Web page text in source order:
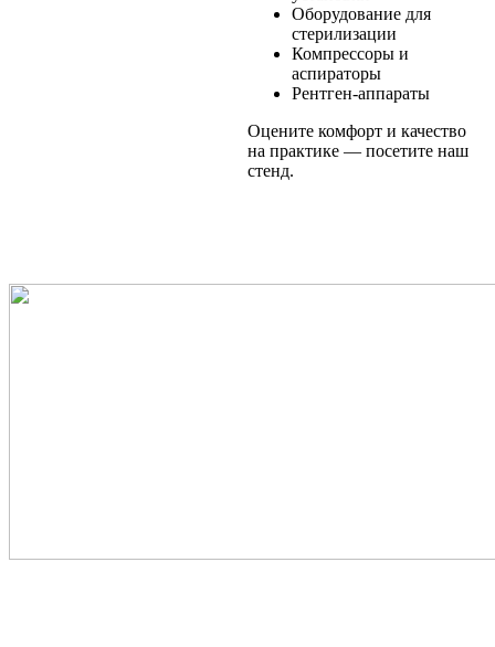
Оборудование для
стерилизации
Компрессоры и
аспираторы
Рентген-аппараты
Оцените комфорт и качество
на практике — посетите наш
стенд.